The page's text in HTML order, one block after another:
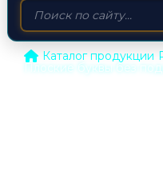
Каталог продукции
Плоские буквы без